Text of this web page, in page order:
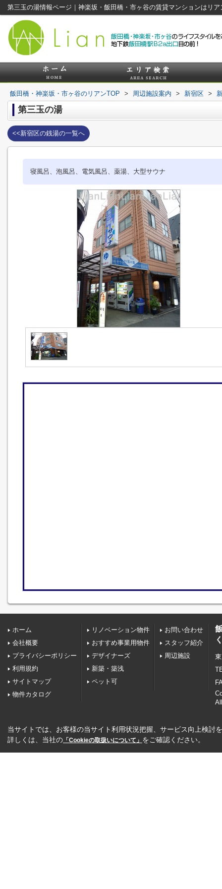
第三玉の湯情報ページ｜神楽坂・飯田橋・市ヶ谷の賃貸マンションはリア
飯田橋・神楽坂・市ヶ谷のリアンTOP > 周辺施設案内 > 新宿区 >
第三玉の湯
<<新宿区の銭湯の一覧へ
寝風呂、泡風呂、電気風呂、薬湯、大型サウナ
ホーム
会社概要
プライバシーポリシー
利用規約
サイトマップ
物件カタログ
リノベーション物件
おすすめ事業用物件
デザイナーズ
新築・築浅
ペット可
お問い合わせ
スタッフ紹介
周辺施設
当サイトでは、お客様の当サイト利用状況把握、サービス向上検討
詳しくは、当社の 「Cookieの取扱いについて」 をご確認ください。